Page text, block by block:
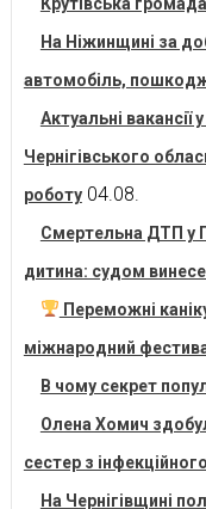
На Ніжинщині за
автомобіль,
Актуальні вакансії
Чернігівського
роботу 04.08.
Смертельна ДТП у
дитина: судом
Переможні
міжнародний
В чому секрет
Олена Хомич
сестер з
На Чернігівщині